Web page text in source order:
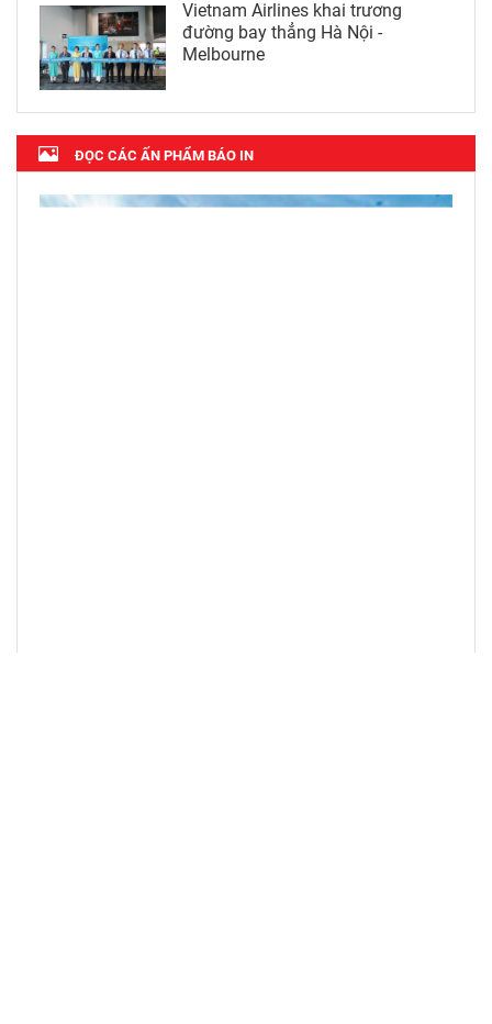
Vietnam Airlines khai trương
đường bay thẳng Hà Nội -
Melbourne
ĐỌC CÁC ẤN PHẨM BÁO IN